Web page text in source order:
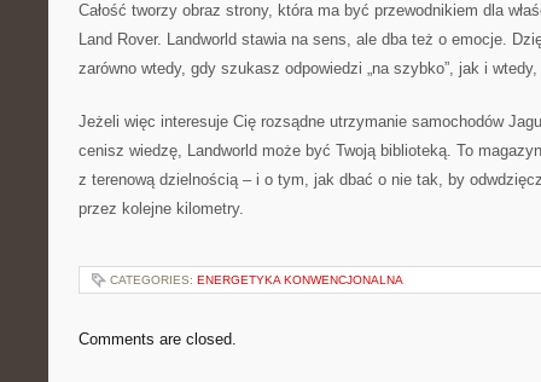
Całość tworzy obraz strony, która ma być przewodnikiem dla
Land Rover. Landworld stawia na sens, ale dba też o emocje.
zarówno wtedy, gdy szukasz odpowiedzi „na szybko”, jak i
Jeżeli więc interesuje Cię rozsądne utrzymanie samochodów
cenisz wiedzę, Landworld może być Twoją biblioteką. To
z terenową dzielnością – i o tym, jak dbać o nie tak, by
przez kolejne kilometry.
CATEGORIES: ENERGETYKA KONWENCJONALNA
Comments are closed.